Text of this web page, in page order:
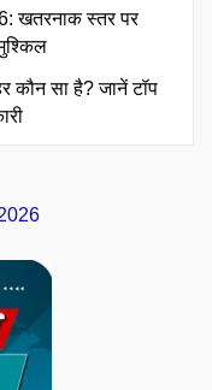
खतरनाक स्तर पर
कौन सा है? जानें टॉप